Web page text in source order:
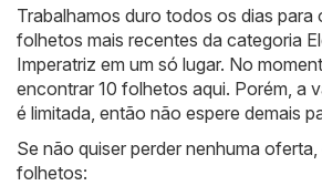
Trabalhamos duro todos os dias
folhetos mais recentes da categoria
Imperatriz em um só lugar. No
encontrar 10 folhetos aqui. Porém, a
é limitada, então não espere demais
Se não quiser perder nenhuma
folhetos: